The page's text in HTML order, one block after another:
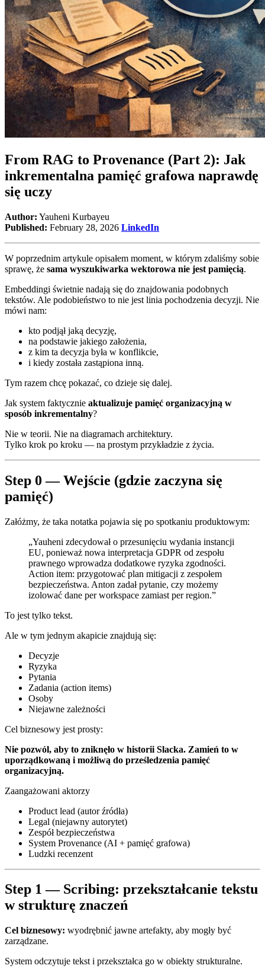
From RAG to Provenance (Part 2): Jak
inkrementalna pamięć grafowa naprawdę
się uczy
Author: Yauheni Kurbayeu
Published: February 28, 2026 LinkedIn
W poprzednim artykule opisałem moment, w którym zdaliśmy sobie
sprawę, że sama wyszukiwarka wektorowa nie jest pamięcią.
Embeddingi świetnie nadają się do znajdowania podobnych
tekstów. Ale podobieństwo to nie jest linia pochodzenia decyzji. Nie
mówi nam:
kto podjął jaką decyzję,
na podstawie jakiego założenia,
z kim ta decyzja była w konflikcie,
i kiedy została zastąpiona inną.
Tym razem chcę pokazać, co dzieje się dalej.
Jak system faktycznie aktualizuje pamięć organizacyjną w
sposób inkrementalny?
Nie w teorii. Nie na diagramach architektury.
Tylko krok po kroku — na prostym przykładzie z życia.
Step 0 — Wejście (gdzie zaczyna się
pamięć)
Załóżmy, że taka notatka pojawia się po spotkaniu produktowym:
„Yauheni zdecydował o przesunięciu wydania instancji
EU, ponieważ nowa interpretacja GDPR od zespołu
prawnego wprowadza dodatkowe ryzyka zgodności.
Action item: przygotować plan mitigacji z zespołem
bezpieczeństwa. Anton zadał pytanie, czy możemy
izolować dane per workspace zamiast per region.”
To jest tylko tekst.
Ale w tym jednym akapicie znajdują się:
Decyzje
Ryzyka
Pytania
Zadania (action items)
Osoby
Niejawne zależności
Cel biznesowy jest prosty:
Nie pozwól, aby to zniknęło w historii Slacka. Zamień to w
uporządkowaną i możliwą do prześledzenia pamięć
organizacyjną.
Zaangażowani aktorzy
Product lead (autor źródła)
Legal (niejawny autorytet)
Zespół bezpieczeństwa
System Provenance (AI + pamięć grafowa)
Ludzki recenzent
Step 1 — Scribing: przekształcanie tekstu
w strukturę znaczeń
Cel biznesowy: wyodrębnić jawne artefakty, aby mogły być
zarządzane.
System odczytuje tekst i przekształca go w obiekty strukturalne.